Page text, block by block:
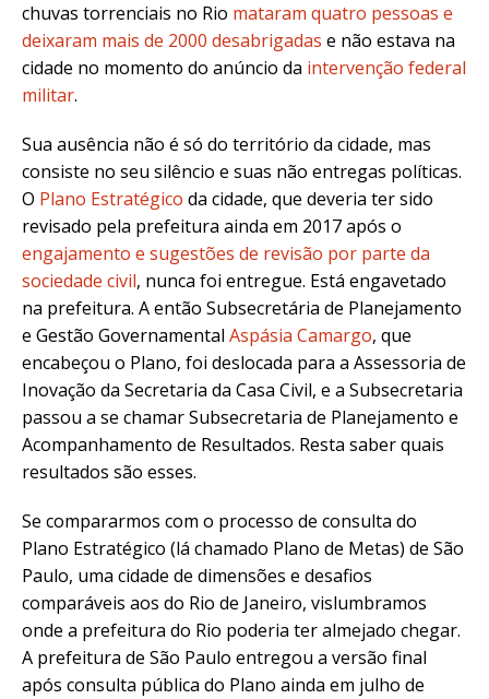
chuvas torrenciais no Rio mataram quatro pessoas e
deixaram mais de 2000 desabrigadas e não estava na
cidade no momento do anúncio da intervenção federal
militar.
Sua ausência não é só do território da cidade, mas
consiste no seu silêncio e suas não entregas políticas.
O Plano Estratégico da cidade, que deveria ter sido
revisado pela prefeitura ainda em 2017 após o
engajamento e sugestões de revisão por parte da
sociedade civil, nunca foi entregue. Está engavetado
na prefeitura. A então Subsecretária de Planejamento
e Gestão Governamental Aspásia Camargo, que
encabeçou o Plano, foi deslocada para a Assessoria de
Inovação da Secretaria da Casa Civil, e a Subsecretaria
passou a se chamar Subsecretaria de Planejamento e
Acompanhamento de Resultados. Resta saber quais
resultados são esses.
Se compararmos com o processo de consulta do
Plano Estratégico (lá chamado Plano de Metas) de São
Paulo, uma cidade de dimensões e desafios
comparáveis aos do Rio de Janeiro, vislumbramos
onde a prefeitura do Rio poderia ter almejado chegar.
A prefeitura de São Paulo entregou a versão final
após consulta pública do Plano ainda em julho de